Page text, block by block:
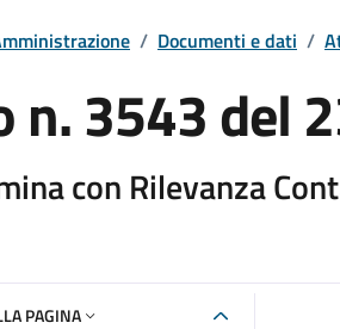
/ Documenti e dati /
n. 3543 del
con Rilevanza
PAGINA